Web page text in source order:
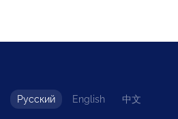
Русский English 中文